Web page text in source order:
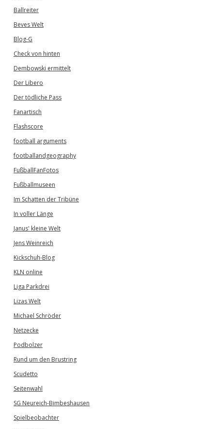
Ballreiter
Beves Welt
Blog-G
Check von hinten
Dembowski ermittelt
Der Libero
Der tödliche Pass
Fanartisch
Flashscore
football arguments
footballandgeography
FußballFanFotos
Fußballmuseen
Im Schatten der Tribüne
In voller Länge
Janus' kleine Welt
Jens Weinreich
Kickschuh-Blog
KLN online
Liga Parkdrei
Lizas Welt
Michael Schröder
Netzecke
Podbolzer
Rund um den Brustring
Scudetto
Seitenwahl
SG Neureich-Bimbeshausen
Spielbeobachter